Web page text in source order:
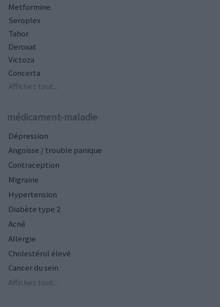
Metformine
Seroplex
Tahor
Deroxat
Victoza
Concerta
Affichez tout...
médicament-maladie
Dépression
Angoisse / trouble panique
Contraception
Migraine
Hypertension
Diabète type 2
Acné
Allergie
Cholestérol élevé
Cancer du sein
Affichez tout...